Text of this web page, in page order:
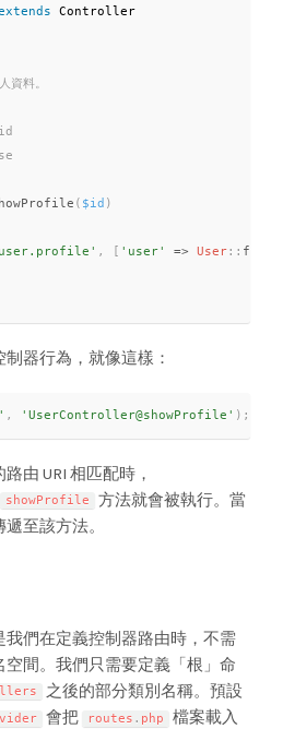
Controller
資料。
( $id )
, [ 'user' => User::
器行為，就像這樣：
, 'UserController@showProfile' ) ;
由 URI 相匹配時，
showProfile
方法就會被執行。當
至該方法。
們在定義控制器路由時，不需
間。我們只需要定義「根」命
之後的部分類別名稱。預設
會把 routes . php
檔案載入